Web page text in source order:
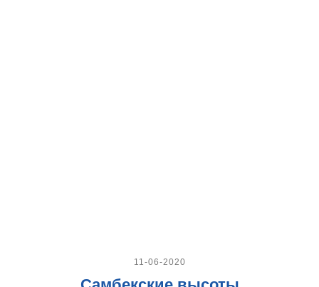
11-06-2020